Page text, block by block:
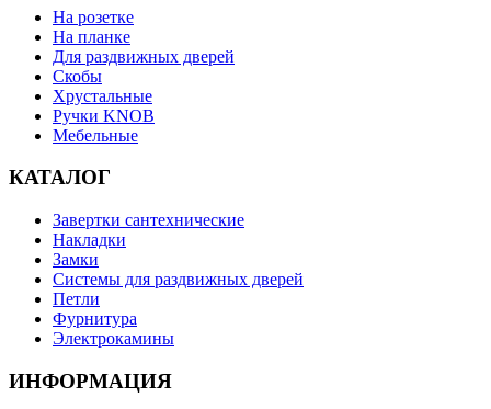
На розетке
На планке
Для раздвижных дверей
Скобы
Хрустальные
Ручки KNOB
Мебельные
КАТАЛОГ
Завертки сантехнические
Накладки
Замки
Системы для раздвижных дверей
Петли
Фурнитура
Электрокамины
ИНФОРМАЦИЯ